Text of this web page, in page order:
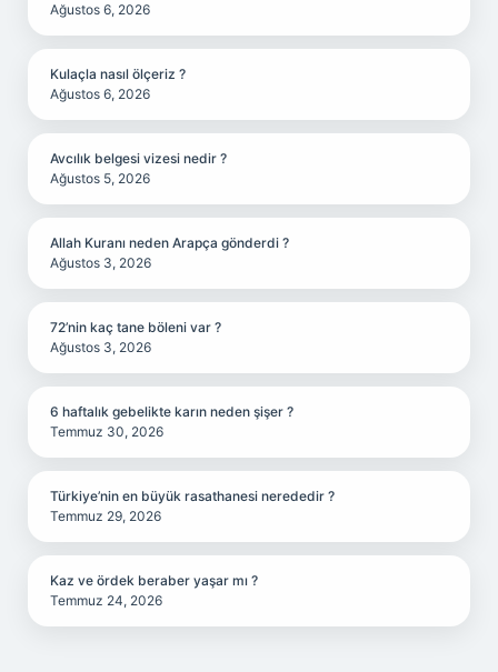
Ağustos 6, 2026
Kulaçla nasıl ölçeriz ?
Ağustos 6, 2026
Avcılık belgesi vizesi nedir ?
Ağustos 5, 2026
Allah Kuranı neden Arapça gönderdi ?
Ağustos 3, 2026
72’nin kaç tane böleni var ?
Ağustos 3, 2026
6 haftalık gebelikte karın neden şişer ?
Temmuz 30, 2026
Türkiye’nin en büyük rasathanesi nerededir ?
Temmuz 29, 2026
Kaz ve ördek beraber yaşar mı ?
Temmuz 24, 2026